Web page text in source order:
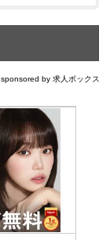
sponsored by 求人ボックス